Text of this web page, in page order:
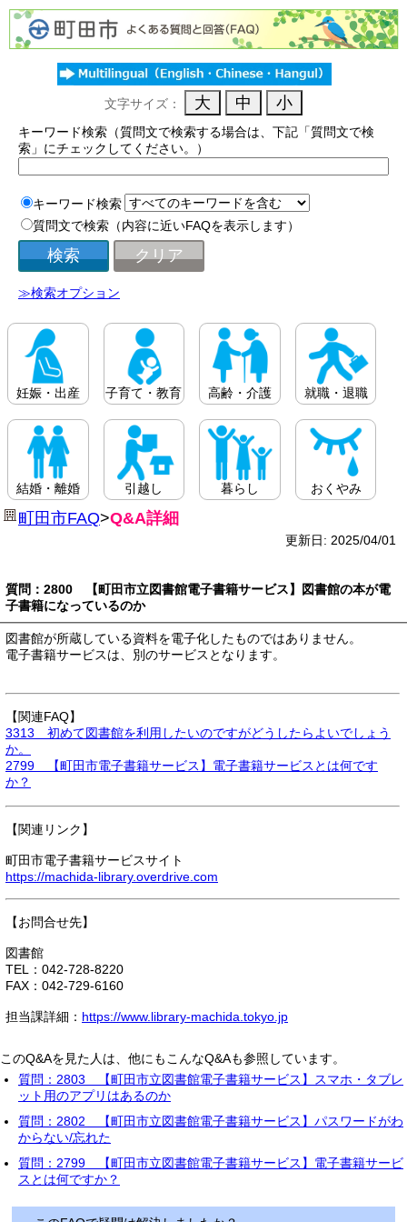
文字サイズ：
キーワード検索（質問文で検索する場合は、下記「質問文で検
索」にチェックしてください。）
キーワード検索
質問文で検索（内容に近いFAQを表示します）
≫検索オプション
妊娠・出産 子育て・教育 高齢・介護 就職・退職
結婚・離婚 引越し 暮らし おくやみ
町田市FAQ>Q&A詳細
更新日: 2025/04/01
質問：2800 【町田市立図書館電子書籍サービス】図書館の本が電
子書籍になっているのか
図書館が所蔵している資料を電子化したものではありません。
電子書籍サービスは、別のサービスとなります。
【関連FAQ】
3313 初めて図書館を利用したいのですがどうしたらよいでしょう
か。
2799 【町田市電子書籍サービス】電子書籍サービスとは何です
か？
【関連リンク】
町田市電子書籍サービスサイト
https://machida-library.overdrive.com
【お問合せ先】
図書館
TEL：042-728-8220
FAX：042-729-6160
担当課詳細： https://www.library-machida.tokyo.jp
このQ&Aを見た人は、他にもこんなQ&Aも参照しています。
質問：2803 【町田市立図書館電子書籍サービス】スマホ・タブレ
ット用のアプリはあるのか
質問：2802 【町田市立図書館電子書籍サービス】パスワードがわ
からない/忘れた
質問：2799 【町田市立図書館電子書籍サービス】電子書籍サービ
スとは何ですか？